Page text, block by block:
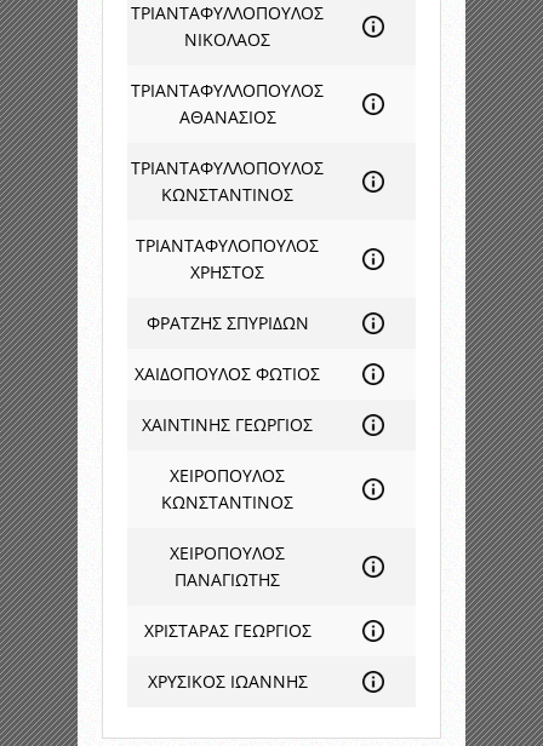
ΤΡΙΑΝΤΑΦΥΛΛΟΠΟΥΛΟΣ
ΝΙΚΟΛΑΟΣ
ΤΡΙΑΝΤΑΦΥΛΛΟΠΟΥΛΟΣ
ΑΘΑΝΑΣΙΟΣ
ΤΡΙΑΝΤΑΦΥΛΛΟΠΟΥΛΟΣ
ΚΩΝΣΤΑΝΤΙΝΟΣ
ΤΡΙΑΝΤΑΦΥΛΟΠΟΥΛΟΣ
ΧΡΗΣΤΟΣ
ΦΡΑΤΖΗΣ ΣΠΥΡΙΔΩΝ
ΧΑΙΔΟΠΟΥΛΟΣ ΦΩΤΙΟΣ
ΧΑΙΝΤΙΝΗΣ ΓΕΩΡΓΙΟΣ
ΧΕΙΡΟΠΟΥΛΟΣ
ΚΩΝΣΤΑΝΤΙΝΟΣ
ΧΕΙΡΟΠΟΥΛΟΣ
ΠΑΝΑΓΙΩΤΗΣ
ΧΡΙΣΤΑΡΑΣ ΓΕΩΡΓΙΟΣ
ΧΡΥΣΙΚΟΣ ΙΩΑΝΝΗΣ